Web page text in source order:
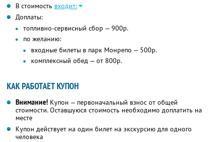
В стоимость входит:
Доплаты:
топливно-сервисный сбор — 900р.
по желанию:
входные билеты в парк Монрепо — 500р.
комплексный обед — от 800р.
КАК РАБОТАЕТ КУПОН
Внимание! Купон — первоначальный взнос от общей
стоимости. Оставшуюся стоимость необходимо доплатить на
месте
Купон действует на один билет на экскурсию для одного
человека